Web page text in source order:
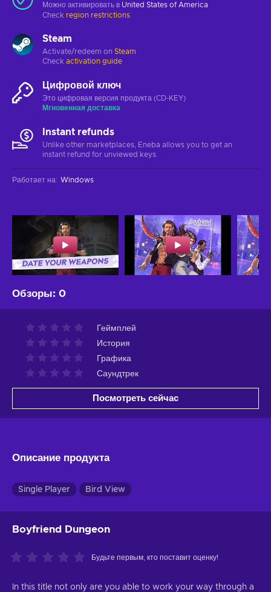
Можно активировать в United States of America
Check region restrictions
Steam
Activate/redeem on Steam
Check activation guide
Цифровой ключ
Это цифровая версия продукта (CD-KEY)
Мгновенная доставка
Instant refunds
Unlike other marketplaces, Eneba allows you to get an
instant refund for unviewed keys.
Работает на: Windows
Обзоры: 0
Геймплей
История
Графика
Саундтрек
Посмотреть сейчас
Описание продукта
Single Player Bird View
Boyfriend Dungeon
Будьте первым, кто поставит оценку!
In this title not only are you able to work your way through a